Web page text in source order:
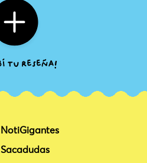
NotiGigantes
Sacadudas